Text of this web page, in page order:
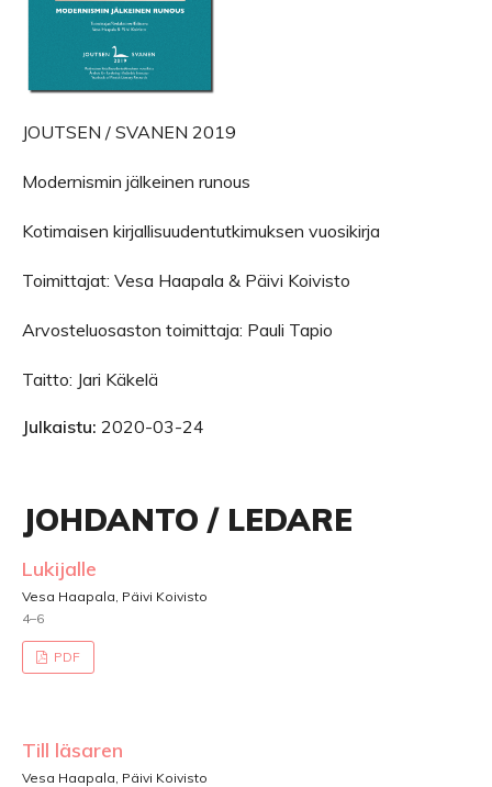
JOUTSEN / SVANEN 2019
Modernismin jälkeinen runous
Kotimaisen kirjallisuudentutkimuksen vuosikirja
Toimittajat: Vesa Haapala & Päivi Koivisto
Arvosteluosaston toimittaja: Pauli Tapio
Taitto: Jari Käkelä
Julkaistu: 2020-03-24
JOHDANTO / LEDARE
Lukijalle
Vesa Haapala, Päivi Koivisto
4–6
PDF
Till läsaren
Vesa Haapala, Päivi Koivisto